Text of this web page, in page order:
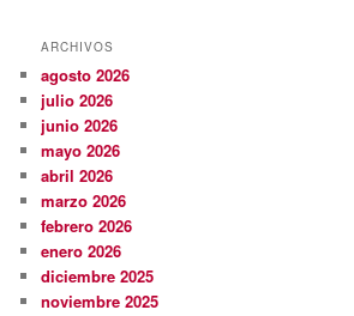
ARCHIVOS
agosto 2026
julio 2026
junio 2026
mayo 2026
abril 2026
marzo 2026
febrero 2026
enero 2026
diciembre 2025
noviembre 2025